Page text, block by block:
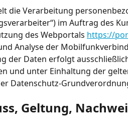
die Verarbeitung
im Auftrag des
des Webportals https://
Analyse der
der Daten erfolgt
und unter Einhaltung der
Datenschutz-
Geltung,